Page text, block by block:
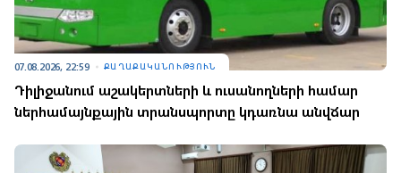
07.08.2026, 22:59 ՔԱՂԱՔԱԿԱՆՈՒԹՅՈՒՆ
Դիլիջանում աշակերտների և ուսանողների համար
ներհամայնքային տրանսպորտը կդառնա անվճար